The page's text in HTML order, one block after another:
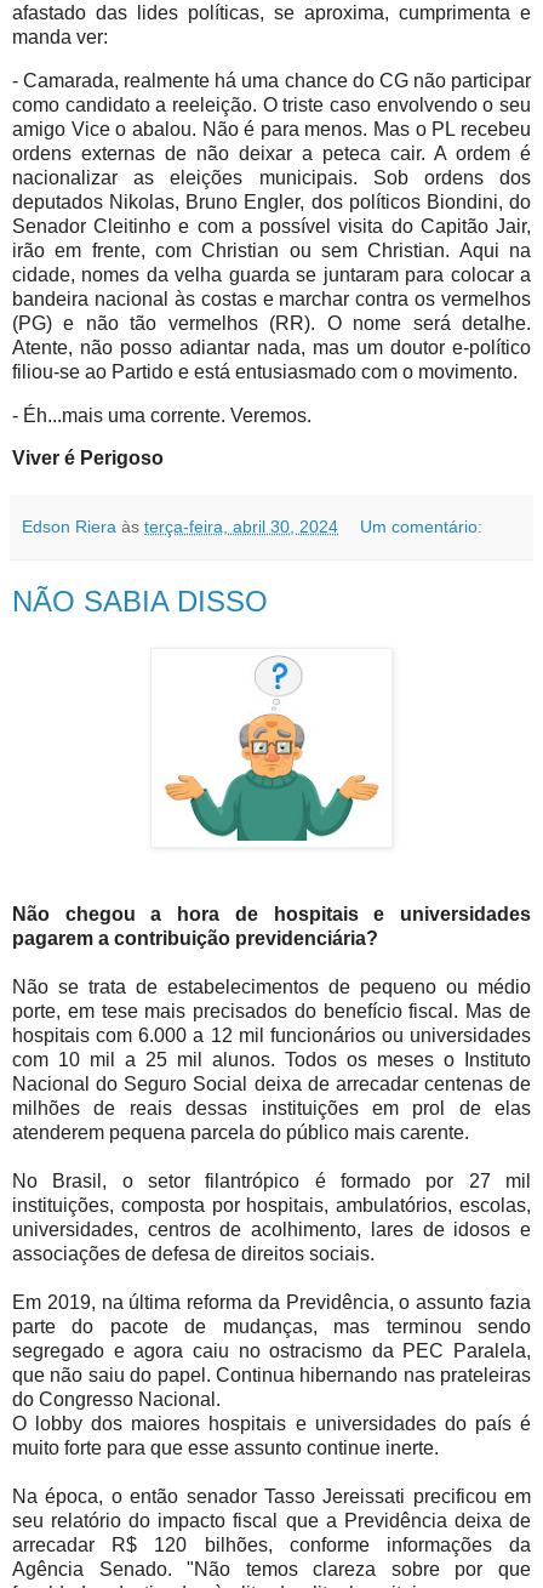
afastado das lides políticas, se aproxima, cumprimenta e
manda ver:
- Camarada, realmente há uma chance do CG não participar
como candidato a reeleição. O triste caso envolvendo o seu
amigo Vice o abalou. Não é para menos. Mas o PL recebeu
ordens externas de não deixar a peteca cair. A ordem é
nacionalizar as eleições municipais. Sob ordens dos
deputados Nikolas, Bruno Engler, dos políticos Biondini, do
Senador Cleitinho e com a possível visita do Capitão Jair,
irão em frente, com Christian ou sem Christian. Aqui na
cidade, nomes da velha guarda se juntaram para colocar a
bandeira nacional às costas e marchar contra os vermelhos
(PG) e não tão vermelhos (RR). O nome será detalhe.
Atente, não posso adiantar nada, mas um doutor e-político
filiou-se ao Partido e está entusiasmado com o movimento.
- Éh...mais uma corrente. Veremos.
Viver é Perigoso
Edson Riera às terça-feira, abril 30, 2024 Um comentário:
NÃO SABIA DISSO
Não chegou a hora de hospitais e universidades
pagarem a contribuição previdenciária?
Não se trata de estabelecimentos de pequeno ou médio
porte, em tese mais precisados do benefício fiscal. Mas de
hospitais com 6.000 a 12 mil funcionários ou universidades
com 10 mil a 25 mil alunos. Todos os meses o Instituto
Nacional do Seguro Social deixa de arrecadar centenas de
milhões de reais dessas instituições em prol de elas
atenderem pequena parcela do público mais carente.
No Brasil, o setor filantrópico é formado por 27 mil
instituições, composta por hospitais, ambulatórios, escolas,
universidades, centros de acolhimento, lares de idosos e
associações de defesa de direitos sociais.
Em 2019, na última reforma da Previdência, o assunto fazia
parte do pacote de mudanças, mas terminou sendo
segregado e agora caiu no ostracismo da PEC Paralela,
que não saiu do papel. Continua hibernando nas prateleiras
do Congresso Nacional.
O lobby dos maiores hospitais e universidades do país é
muito forte para que esse assunto continue inerte.
Na época, o então senador Tasso Jereissati precificou em
seu relatório do impacto fiscal que a Previdência deixa de
arrecadar R$ 120 bilhões, conforme informações da
Agência Senado. "Não temos clareza sobre por que